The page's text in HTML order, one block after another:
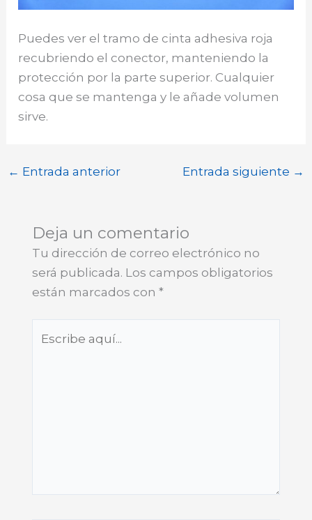
Puedes ver el tramo de cinta adhesiva roja
recubriendo el conector, manteniendo la
protección por la parte superior. Cualquier
cosa que se mantenga y le añade volumen
sirve.
← Entrada anterior Entrada siguiente →
Deja un comentario
Tu dirección de correo electrónico no
será publicada. Los campos obligatorios
están marcados con *